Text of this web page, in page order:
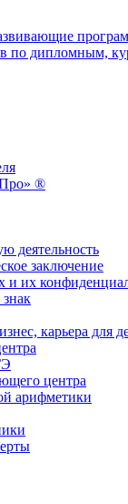
по дипломным,
®
деятельность
заключение
и их
карьера для
центра
арифметики